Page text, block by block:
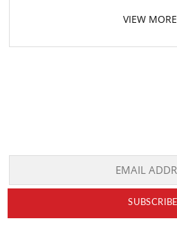
VIEW MORE